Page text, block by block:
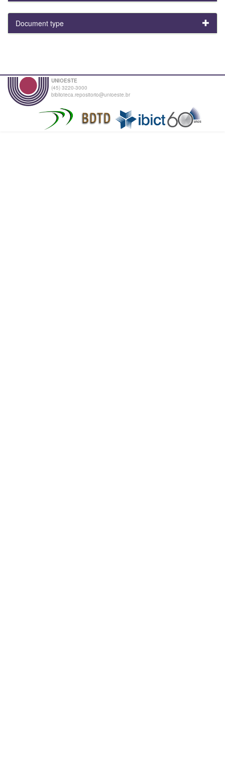
Document type
UNIOESTE
(45) 3220-3000
biblioteca.repositorio@unioeste.br